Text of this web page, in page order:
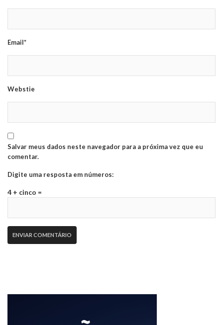
Email*
Webstie
Salvar meus dados neste navegador para a próxima vez que eu
comentar.
Digite uma resposta em números:
4 + cinco =